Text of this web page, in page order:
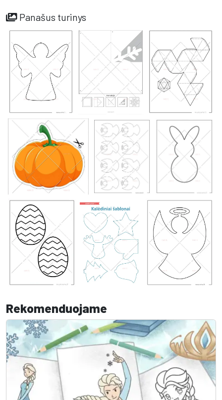
Panašus turinys
Rekomenduojame